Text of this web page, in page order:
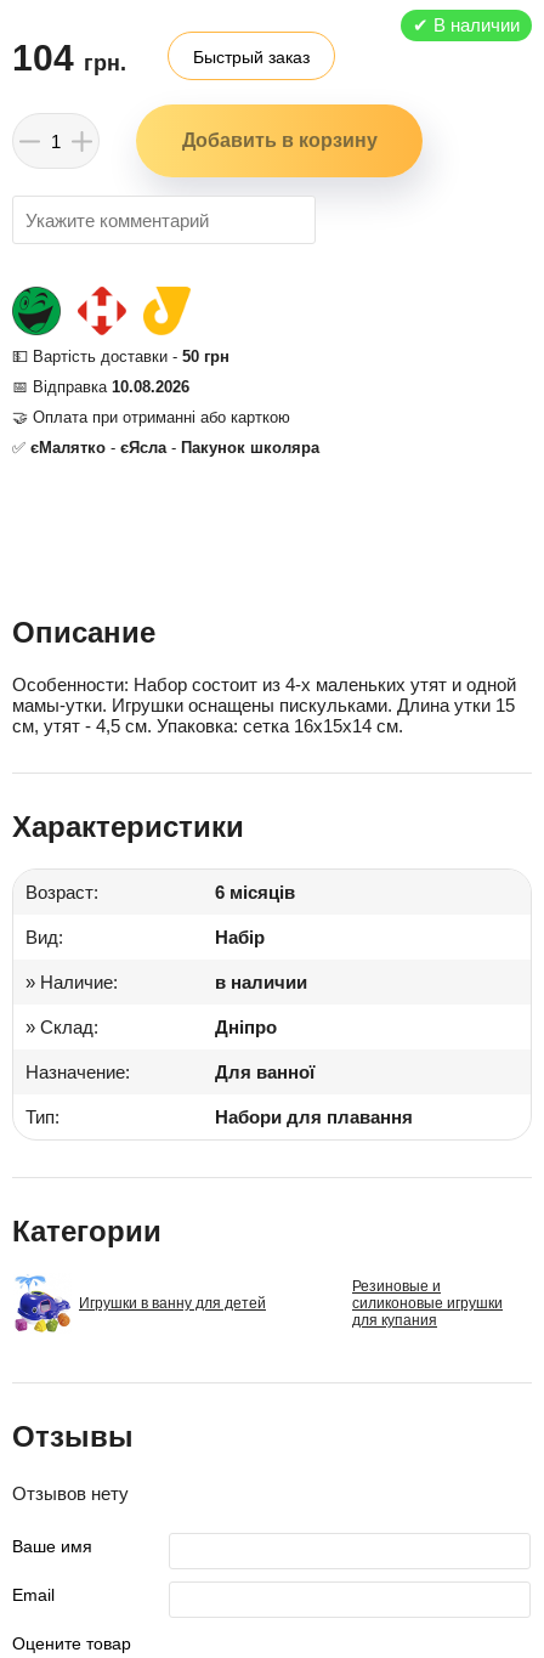
✔ В наличии
104 грн. Быстрый заказ
💵 Вартість доставки - 50 грн
📅 Відправка 10.08.2026
🤝 Оплата при отриманні або карткою
✅ єМалятко - єЯсла- Пакунок школяра
Описание
Особенности: Набор состоит из 4-х маленьких утят и одной
мамы-утки. Игрушки оснащены пискульками. Длина утки 15
см, утят - 4,5 см. Упаковка: сетка 16х15х14 см.
Характеристики
Возраст: 6 місяців
Вид: Набір
» Наличие: в наличии
» Склад: Дніпро
Назначение: Для ванної
Тип: Набори для плавання
Категории
Игрушки в ванну для детей
Резиновые и
силиконовые игрушки
для купания
Отзывы
Отзывов нету
Ваше имя
Email
Оцените товар